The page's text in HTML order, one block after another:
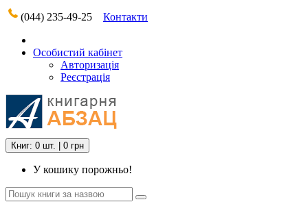
(044) 235-49-25 Контакти
Особистий кабінет
Авторизація
Реєстрація
Книг: 0 шт. | 0 грн
У кошику порожньо!